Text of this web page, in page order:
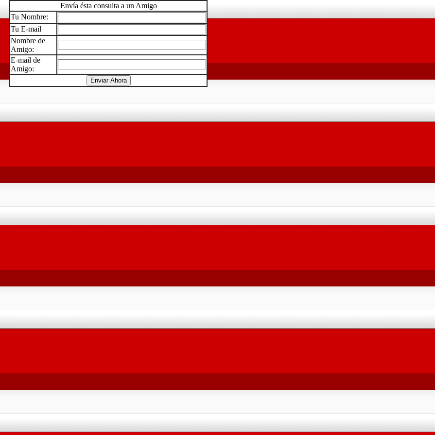
Envía ésta consulta a un Amigo
Tu Nombre:
Tu E-mail
Nombre de
Amigo:
E-mail de
Amigo: